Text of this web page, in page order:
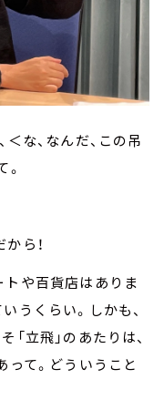
＜な、なんだ、この吊
。
ら！
トや百貨店はありま
うくらい。しかも、
「立飛」のあたりは、
って。どういうこと